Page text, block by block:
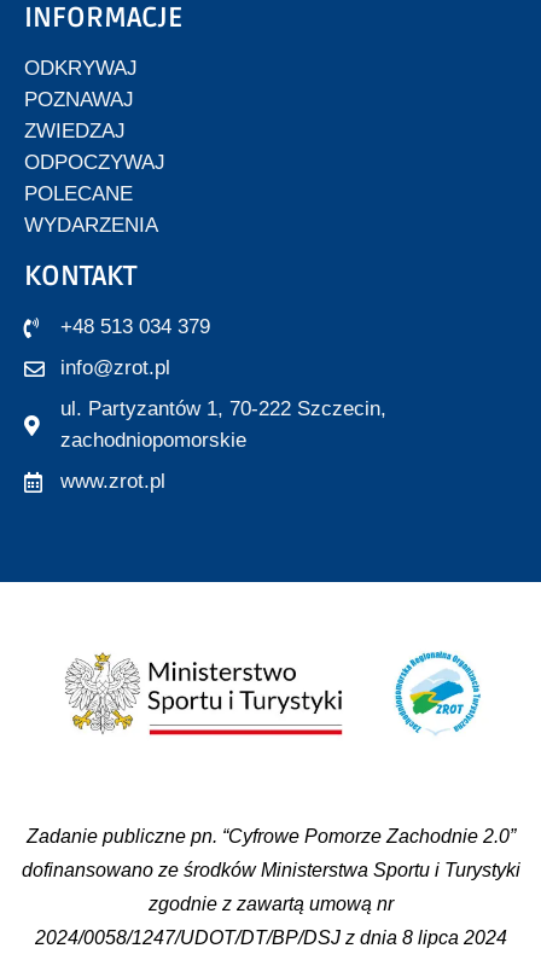
INFORMACJE
ODKRYWAJ
POZNAWAJ
ZWIEDZAJ
ODPOCZYWAJ
POLECANE
WYDARZENIA
KONTAKT
+48 513 034 379
info@zrot.pl
ul. Partyzantów 1, 70-222 Szczecin,
zachodniopomorskie
www.zrot.pl
Zadanie publiczne pn. “Cyfrowe Pomorze Zachodnie 2.0”
dofinansowano ze środków Ministerstwa Sportu i Turystyki
zgodnie z zawartą umową nr
2024/0058/1247/UDOT/DT/BP/DSJ z dnia 8 lipca 2024